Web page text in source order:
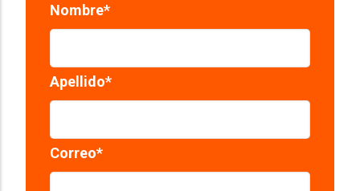
Nombre*
Apellido*
Correo*